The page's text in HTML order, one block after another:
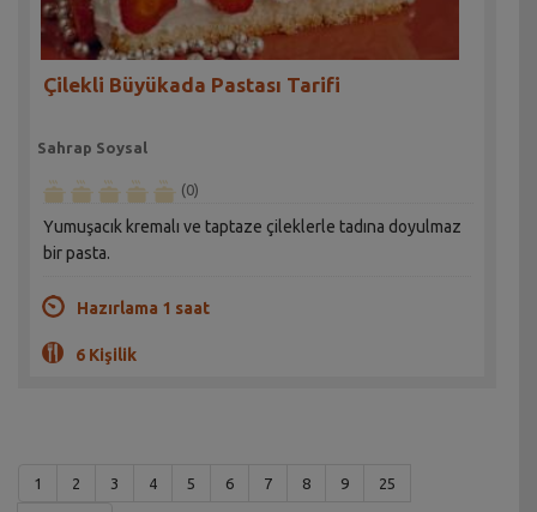
Çilekli Büyükada Pastası Tarifi
Sahrap Soysal
(0)
Yumuşacık kremalı ve taptaze çileklerle tadına doyulmaz
bir pasta.
Hazırlama 1 saat
6 Kişilik
1 2 3 4 5 6 7 8 9 25